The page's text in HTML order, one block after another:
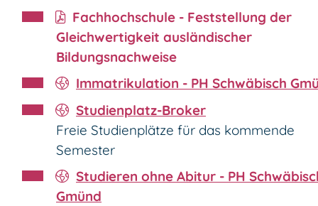
Fachhochschule - Feststellung der
Gleichwertigkeit ausländischer
Bildungsnachweise
Immatrikulation - PH Schwäbisch
Studienplatz-Broker
Freie Studienplätze für das kommende
Semester
Studieren ohne Abitur - PH
Gmünd